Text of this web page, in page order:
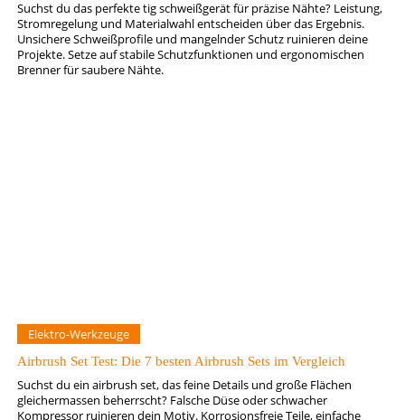
Suchst du das perfekte tig schweißgerät für präzise Nähte? Leistung,
Stromregelung und Materialwahl entscheiden über das Ergebnis.
Unsichere Schweißprofile und mangelnder Schutz ruinieren deine
Projekte. Setze auf stabile Schutzfunktionen und ergonomischen
Brenner für saubere Nähte.
Elektro-Werkzeuge
Airbrush Set Test: Die 7 besten Airbrush Sets im Vergleich
Suchst du ein airbrush set, das feine Details und große Flächen
gleichermassen beherrscht? Falsche Düse oder schwacher
Kompressor ruinieren dein Motiv. Korrosionsfreie Teile, einfache